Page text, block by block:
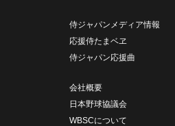
侍ジャパンメディア情報
応援侍たまベヱ
侍ジャパン応援曲
会社概要
日本野球協議会
WBSCについて